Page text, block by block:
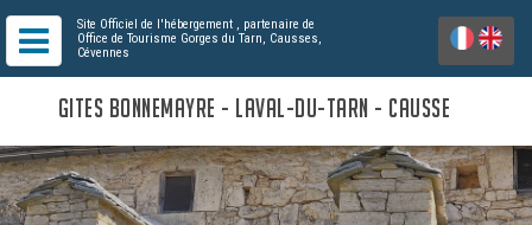
Site Officiel de l'hébergement , partenaire de
Office de Tourisme Gorges du Tarn, Causses,
Cévennes
GITES BONNEMAYRE - LAVAL-DU-TARN - CAUSSE